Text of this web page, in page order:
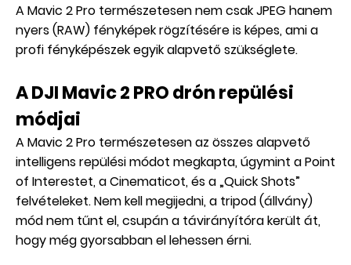
A Mavic 2 Pro természetesen nem csak JPEG hanem
nyers (RAW) fényképek rögzítésére is képes, ami a
profi fényképészek egyik alapvető szükséglete.
A DJI Mavic 2 PRO drón repülési
módjai
A Mavic 2 Pro természetesen az összes alapvető
intelligens repülési módot megkapta, úgymint a Point
of Interestet, a Cinematicot, és a „Quick Shots”
felvételeket. Nem kell megijedni, a tripod (állvány)
mód nem tűnt el, csupán a távirányítóra került át,
hogy még gyorsabban el lehessen érni.